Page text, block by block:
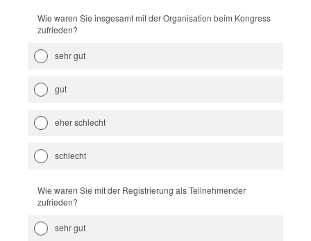
Wie waren Sie insgesamt mit der Organisation beim Kongress
zufrieden?
sehr gut
gut
eher schlecht
schlecht
Wie waren Sie mit der Registrierung als Teilnehmender
zufrieden?
sehr gut